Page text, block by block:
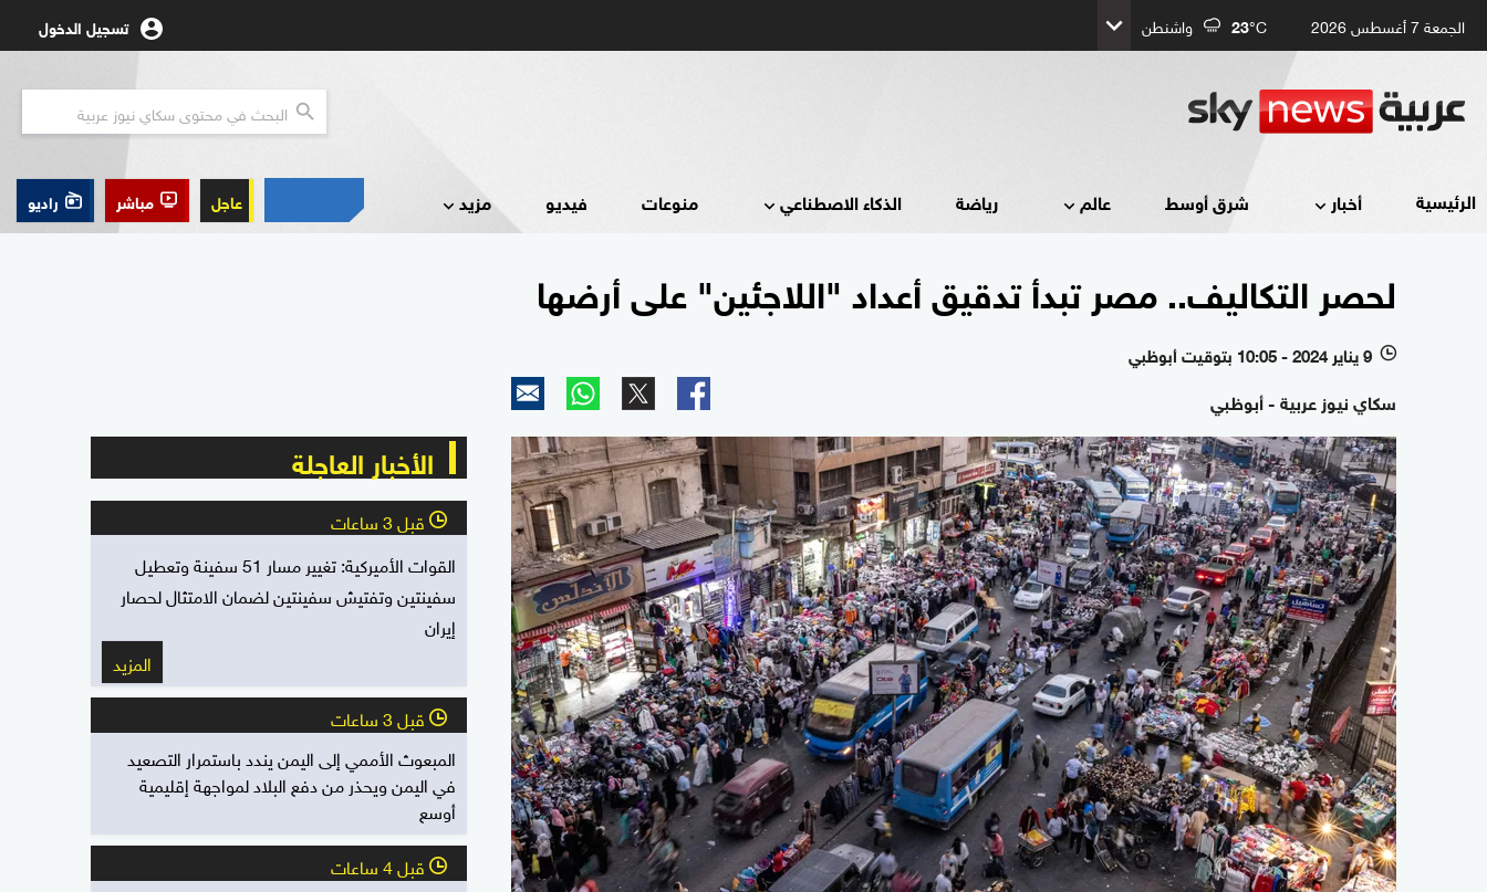
الجمعة 7 أغسطس 2026 23°C واشنطن تسجيل الدخول
الرئيسية أخبار شرق أوسط عالم رياضة الذكاء الاصطناعي منوعات فيديو مزيد عاجل مباشر راديو
لحصر التكاليف.. مصر تبدأ تدقيق أعداد "اللاجئين" على أرضها
l 9 يناير 2024 - 10:05 بتوقيت أبوظبي
سكاي نيوز عربية - أبوظبي
الأخبار العاجلة
l قبل 3 ساعات
القوات الأميركية: تغيير مسار 51 سفينة وتعطيل
سفينتين وتفتيش سفينتين لضمان الامتثال لحصار
إيران
المزيد
l قبل 3 ساعات
المبعوث الأممي إلى اليمن يندد باستمرار التصعيد
في اليمن ويحذر من دفع البلاد لمواجهة إقليمية
أوسع
l قبل 4 ساعات